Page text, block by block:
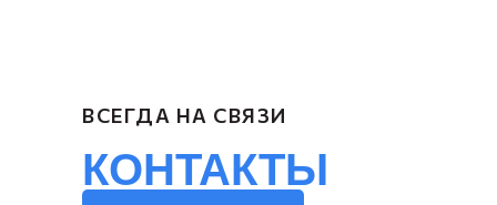
КОНТАКТЫ
ВСЕГДА НА СВЯЗИ